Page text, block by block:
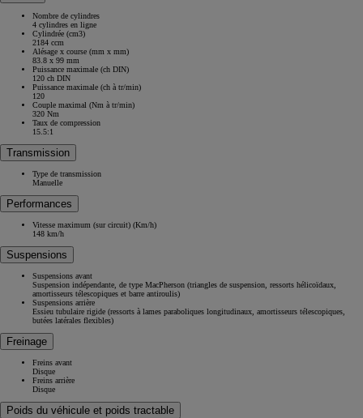
Nombre de cylindres
4 cylindres en ligne
Cylindrée (cm3)
2184 ccm
Alésage x course (mm x mm)
83.8 x 99 mm
Puissance maximale (ch DIN)
120 ch DIN
Puissance maximale (ch à tr/min)
120
Couple maximal (Nm à tr/min)
320 Nm
Taux de compression
15.5:1
Transmission
Type de transmission
Manuelle
Performances
Vitesse maximum (sur circuit) (Km/h)
148 km/h
Suspensions
Suspensions avant
Suspension indépendante, de type MacPherson (triangles de suspension, ressorts hélicoïdaux,
amortisseurs télescopiques et barre antiroulis)
Suspensions arrière
Essieu tubulaire rigide (ressorts à lames paraboliques longitudinaux, amortisseurs télescopiques,
butées latérales flexibles)
Freinage
Freins avant
Disque
Freins arrière
Disque
Poids du véhicule et poids tractable